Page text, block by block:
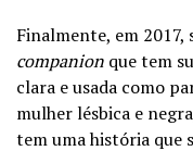
Finalmente, em
companion que tem
clara e usada como
mulher lésbica e
tem uma história que